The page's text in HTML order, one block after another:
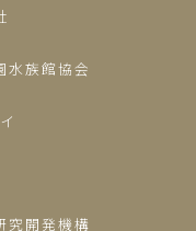
族館協会
開発機構